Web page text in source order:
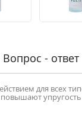
для всех
Вопрос - ответ